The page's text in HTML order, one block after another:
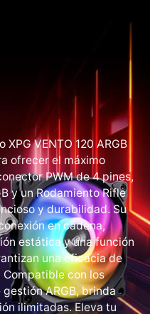
VENTO 120 ARGB
ofrecer el máximo
PWM de 4 pines,
y un Rodamiento Rifle
y durabilidad. Su
en cadena,
estática y una función
una eficacia de
con los
ARGB, brinda
ilimitadas. Eleva tu